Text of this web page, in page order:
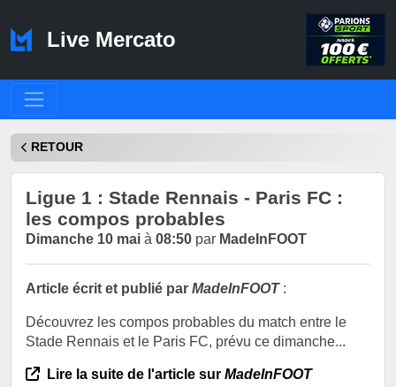
Live Mercato
RETOUR
Ligue 1 : Stade Rennais - Paris FC :
les compos probables
Dimanche 10 mai à 08:50 par MadeInFOOT
Article écrit et publié par MadeInFOOT:
Découvrez les compos probables du match entre le
Stade Rennais et le Paris FC, prévu ce dimanche...
Lire la suite de l'article sur MadeInFOOT